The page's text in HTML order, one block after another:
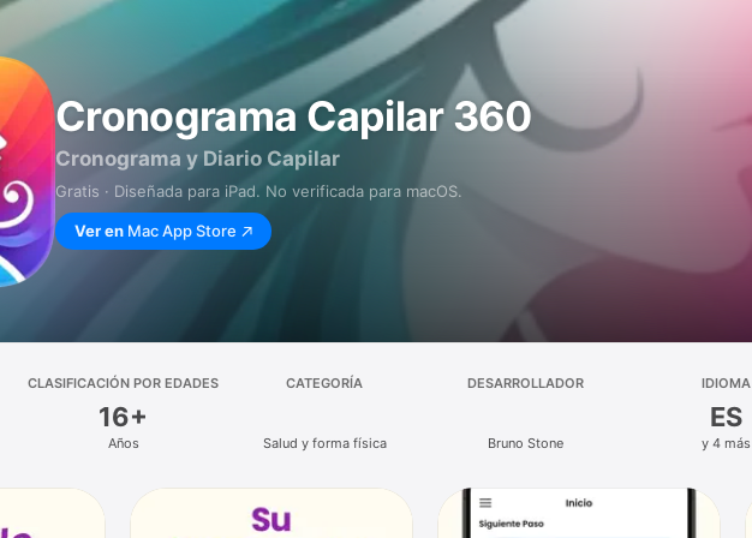
Cronograma Capilar 360
Cronograma y Diario Capilar
Gratis · Diseñada para iPad. No verificada para macOS.
Ver en Mac App Store
CLASIFICACIÓN POR EDADES
16+
Años
CATEGORÍA
Salud y forma física
DESARROLLADOR
Bruno Stone
IDIOMA
ES
y 4 más